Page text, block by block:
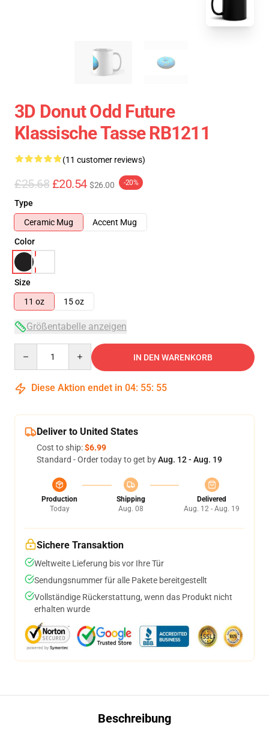
3D Donut Odd Future
Klassische Tasse RB1211
(11 customer reviews)
£25.68 £20.54 $26.00 -20%
Type
Ceramic Mug
Accent Mug
Color
Size
11 oz
15 oz
Größentabelle anzeigen
IN DEN WARENKORB
Diese Aktion endet in 04: 55: 54
Deliver to United States
Cost to ship:$6.99
Standard - Order today to get byAug. 12 - Aug. 19
Production
Today
Shipping
Aug. 08
Delivered
Aug. 12 - Aug. 19
Sichere Transaktion
Weltweite Lieferung bis vor Ihre Tür
Sendungsnummer für alle Pakete bereitgestellt
Vollständige Rückerstattung, wenn das Produkt nicht
erhalten wurde
Beschreibung